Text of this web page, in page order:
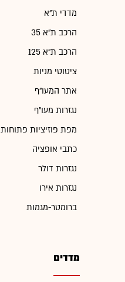
מדדי ת"א
הרכב ת"א 35
הרכב ת"א 125
ציטוטי מניות
אתר המעו"ף
נגזרות מעו"ף
מפת פוזיציות פתוחות
כתבי אופציה
נגזרות דולר
נגזרות אירו
ברומטר-מגמות
מדדים